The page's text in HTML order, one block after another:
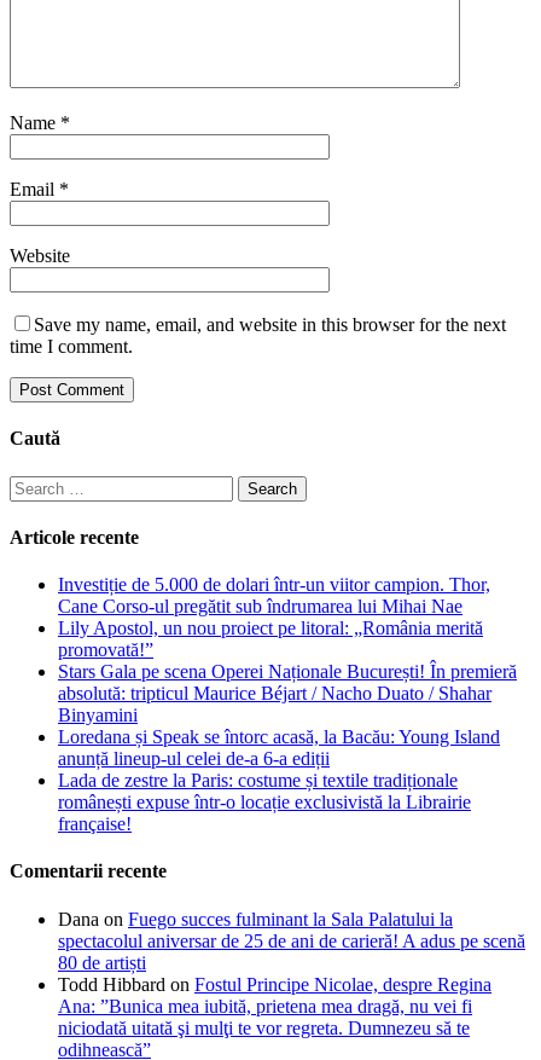
Name *
Email *
Website
Save my name, email, and website in this browser for the next
time I comment.
Caută
Search
for:
Articole recente
Investiție de 5.000 de dolari într-un viitor campion. Thor,
Cane Corso-ul pregătit sub îndrumarea lui Mihai Nae
Lily Apostol, un nou proiect pe litoral: „România merită
promovată!”
Stars Gala pe scena Operei Naționale București! În premieră
absolută: tripticul Maurice Béjart / Nacho Duato / Shahar
Binyamini
Loredana și Speak se întorc acasă, la Bacău: Young Island
anunță lineup-ul celei de-a 6-a ediții
Lada de zestre la Paris: costume și textile tradiționale
românești expuse într-o locație exclusivistă la Librairie
française!
Comentarii recente
Dana on Fuego succes fulminant la Sala Palatului la
spectacolul aniversar de 25 de ani de carieră! A adus pe scenă
80 de artiști
Todd Hibbard on Fostul Principe Nicolae, despre Regina
Ana: ”Bunica mea iubită, prietena mea dragă, nu vei fi
niciodată uitată şi mulţi te vor regreta. Dumnezeu să te
odihnească”